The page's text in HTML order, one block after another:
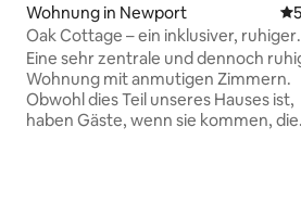
Wohnung in Newport
Oak Cottage – ein inklusiver, ruhiger
Rückzugsort
Eine sehr zentrale und dennoch
Wohnung mit anmutigen Zimmern.
Obwohl dies Teil unseres Hauses ist,
haben Gäste, wenn sie kommen, die